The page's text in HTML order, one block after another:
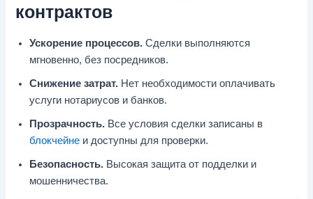
контрактов
Ускорение процессов. Сделки выполняются
мгновенно, без посредников.
Снижение затрат. Нет необходимости оплачивать
услуги нотариусов и банков.
Прозрачность. Все условия сделки записаны в
блокчейне и доступны для проверки.
Безопасность. Высокая защита от подделки и
мошенничества.